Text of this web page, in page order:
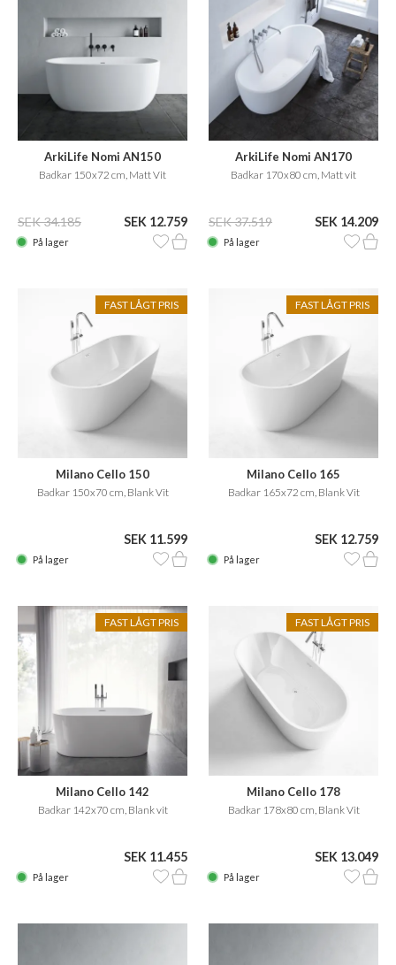
ArkiLife Nomi AN150
Badkar 150x72 cm, Matt Vit
SEK 34.185 SEK 12.759
På lager
ArkiLife Nomi AN170
Badkar 170x80 cm, Matt vit
SEK 37.519 SEK 14.209
På lager
FAST LÅGT PRIS
Milano Cello 150
Badkar 150x70 cm, Blank Vit
SEK 11.599
På lager
FAST LÅGT PRIS
Milano Cello 165
Badkar 165x72 cm, Blank Vit
SEK 12.759
På lager
FAST LÅGT PRIS
Milano Cello 142
Badkar 142x70 cm, Blank vit
SEK 11.455
På lager
FAST LÅGT PRIS
Milano Cello 178
Badkar 178x80 cm, Blank Vit
SEK 13.049
På lager